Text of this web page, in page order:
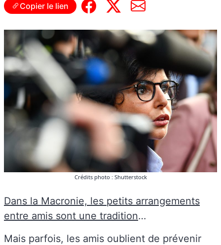
Copier le lien
Crédits photo : Shutterstock
Dans la Macronie, les petits arrangements
entre amis sont une tradition…
Mais parfois, les amis oublient de prévenir